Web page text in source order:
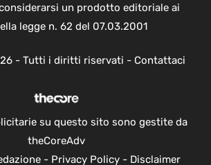
un prodotto editoriale ai
legge n. 62 del 07.03.2001
- Tutti i diritti riservati - Contattaci
su questo sito sono gestite da
theCoreAdv
- Privacy Policy- Disclaimer